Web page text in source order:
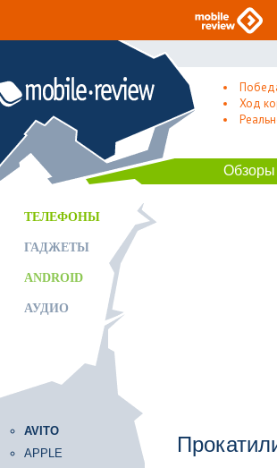
Ход
Обзоры
ТЕЛЕФОНЫ
ГАДЖЕТЫ
ANDROID
АУДИО
AVITO
APPLE